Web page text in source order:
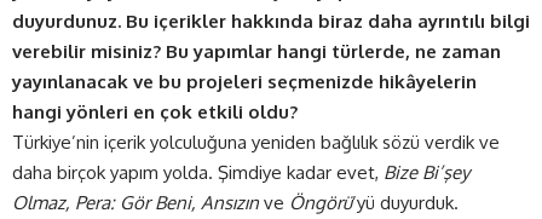
duyurdunuz. Bu içerikler hakkında biraz daha ayrıntılı bilgi
verebilir misiniz? Bu yapımlar hangi türlerde, ne zaman
yayınlanacak ve bu projeleri seçmenizde hikâyelerin
hangi yönleri en çok etkili oldu?
Türkiye’nin içerik yolculuğuna yeniden bağlılık sözü verdik ve
daha birçok yapım yolda. Şimdiye kadar evet, Bize Bi’şey
Olmaz, Pera: Gör Beni, Ansızın ve Öngörü’yü duyurduk.